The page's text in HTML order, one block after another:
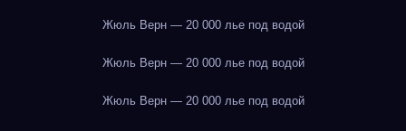
Жюль Верн — 20 000 лье под водой
Жюль Верн — 20 000 лье под водой
Жюль Верн — 20 000 лье под водой